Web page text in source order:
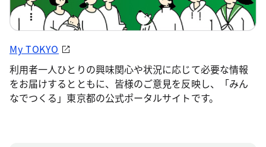
My TOKYO
利用者一人ひとりの興味関心や状況に応じて必要な情報
をお届けするとともに、皆様のご意見を反映し、「みん
なでつくる」東京都の公式ポータルサイトです。